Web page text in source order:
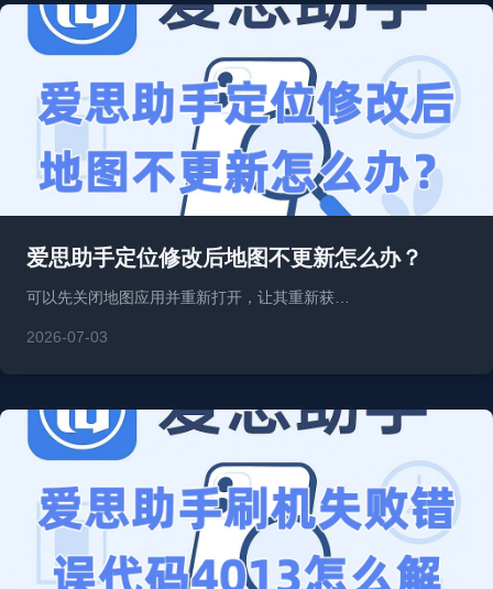
爱思助手定位修改后地图不更新怎么办？
可以先关闭地图应用并重新打开，让其重新获…
2026-07-03